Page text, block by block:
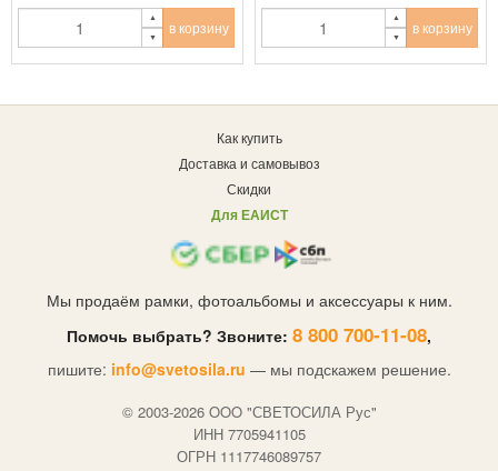
в корзину в корзину
Как купить
Доставка и самовывоз
Скидки
Для ЕАИСТ
Мы продаём рамки, фотоальбомы и аксессуары к ним.
Помочь выбрать? Звоните: 8 800 700-11-08,
пишите: info@svetosila.ru — мы подскажем решение.
© 2003-2026 OOO "СВЕТОСИЛА Рус"
ИНН 7705941105
ОГРН 1117746089757